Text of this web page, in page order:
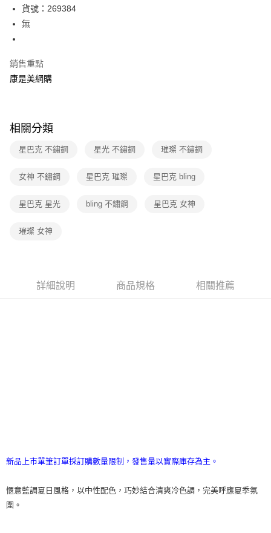
LINE Pay
Apple Pay
悠遊付
運送方式
宅配-下單後3-5個工作天配送(不含預購品)，箱購品分箱出貨
貨號：269384
無
銷售重點
康是美網購
相關分類
星巴克 不鏽鋼 星光 不鏽鋼 璀璨 不鏽鋼
女神 不鏽鋼 星巴克 璀璨 星巴克 bling
星巴克 星光 bling 不鏽鋼 星巴克 女神
璀璨 女神
詳細說明 商品規格 相關推薦
新品上市單筆訂單採訂購數量限制，發售量以實際庫存為主。
愜意藍調夏日風格，以中性配色，巧妙結合清爽冷色調，完美呼應夏季氛
圍。